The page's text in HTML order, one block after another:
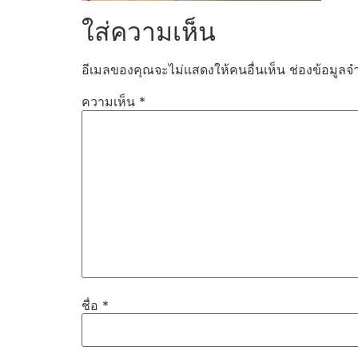
ใส่ความเห็น
อีเมลของคุณจะไม่แสดงให้คนอื่นเห็น ช่องข้อมูลจ
ความเห็น *
ชื่อ *